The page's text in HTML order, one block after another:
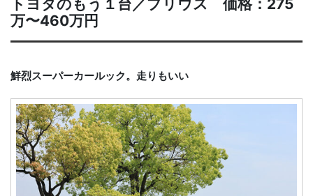
トヨタのもう１台／プリウス 価格：275
万〜460万円
鮮烈スーパーカールック。走りもいい